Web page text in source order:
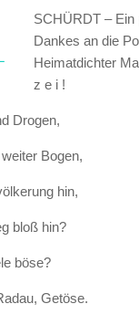
SCHÜRDT – Ein
Dankes an die
Heimatdichter
z e i !
Drogen,
Bogen,
hin,
bloß hin?
böse?
Getöse.